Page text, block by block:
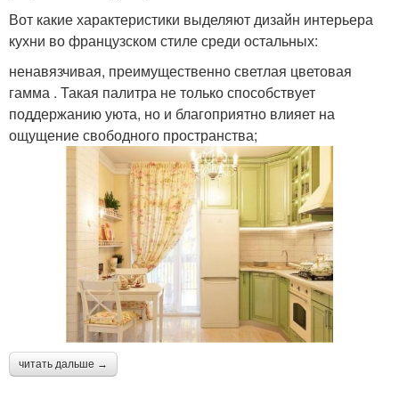
Вот какие характеристики выделяют дизайн интерьера
кухни во французском стиле среди остальных:
ненавязчивая, преимущественно светлая цветовая
гамма . Такая палитра не только способствует
поддержанию уюта, но и благоприятно влияет на
ощущение свободного пространства;
читать дальше →